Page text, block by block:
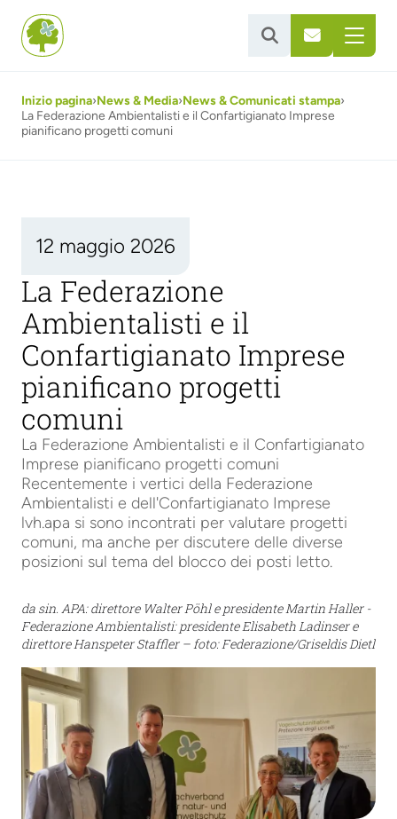
 
Inizio pagina›News & Media›News & Comunicati stampa›
La Federazione Ambientalisti e il Confartigianato Imprese
pianificano progetti comuni
12 maggio 2026
La Federazione
Ambientalisti e il
Confartigianato Imprese
pianificano progetti
comuni
La Federazione Ambientalisti e il Confartigianato
Imprese pianificano progetti comuni
Recentemente i vertici della Federazione
Ambientalisti e dell'Confartigianato Imprese
lvh.apa si sono incontrati per valutare progetti
comuni, ma anche per discutere delle diverse
posizioni sul tema del blocco dei posti letto.
da sin. APA: direttore Walter Pöhl e presidente Martin Haller -
Federazione Ambientalisti: presidente Elisabeth Ladinser e
direttore Hanspeter Staffler – foto: Federazione/Griseldis Dietl